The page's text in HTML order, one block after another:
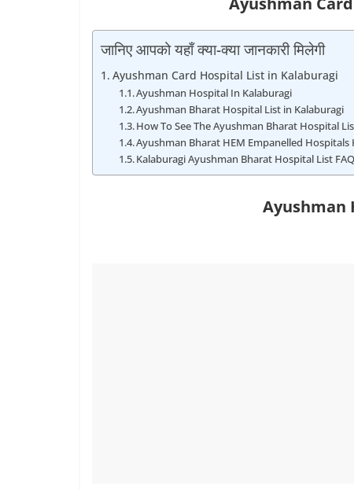
जानिए आपको यहाँ क्या-क्या जानकारी मिलेगी
Ayushman Card Hospital List in Kalaburagi
Ayushman Hospital In Kalaburagi
Ayushman Bharat Hospital List in Kalaburagi
How To See The Ayushman Bharat Hospital
Ayushman Bharat HEM Empanelled Hospitals
Kalaburagi Ayushman Bharat Hospital List FAQ
Ayushman